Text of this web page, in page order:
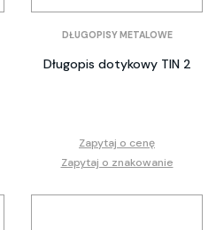
DŁUGOPISY METALOWE
Długopis dotykowy TIN 2
Zapytaj o cenę
Zapytaj o znakowanie